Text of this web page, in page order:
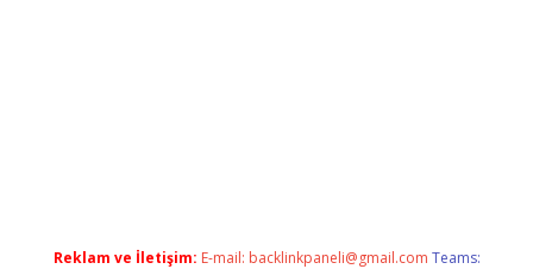
Reklam ve İletişim: E-mail: backlinkpaneli@gmail.com Teams: